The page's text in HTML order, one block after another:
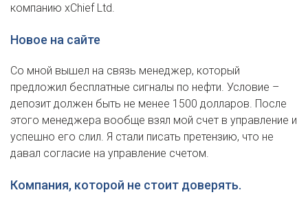
компанию xChief Ltd.
Новое на сайте
Со мной вышел на связь менеджер, который
предложил бесплатные сигналы по нефти. Условие –
депозит должен быть не менее 1500 долларов. После
этого менеджера вообще взял мой счет в управление и
успешно его слил. Я стали писать претензию, что не
давал согласие на управление счетом.
Компания, которой не стоит доверять.